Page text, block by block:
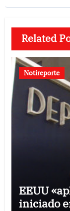
Related
Notireporte
EEUU
iniciado